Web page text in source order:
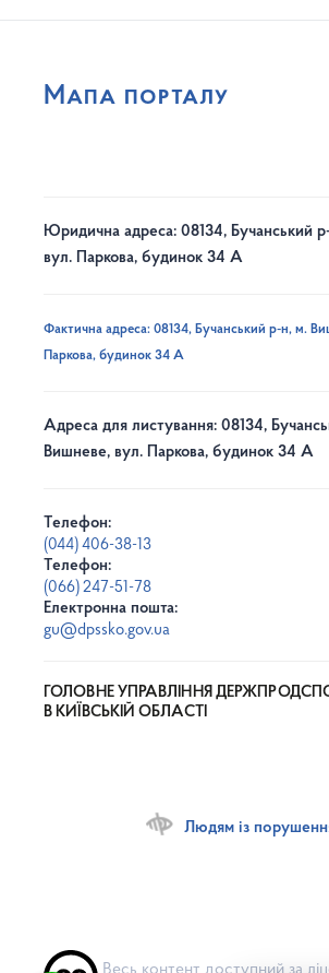
Мапа порталу
Юридична адреса: 08134, Бучанський
вул. Паркова, будинок 34 А
Фактична адреса: 08134, Бучанський р-н, м.
Паркова, будинок 34 А
Адреса для листування: 08134,
Вишневе, вул. Паркова, будинок 34 А
Телефон:
(044) 406-38-13
Телефон:
(066) 247-51-78
Електронна пошта:
gu@dpssko.gov.ua
ГОЛОВНЕ УПРАВЛІННЯ
В КИЇВСЬКІЙ ОБЛАСТІ
Людям із